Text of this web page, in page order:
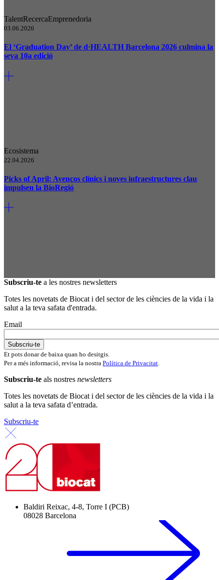
TalentRecercaEmprenedoria
03.06.2026
El ‘Graduation Day’ de d·HEALTH Barcelona 2026 culmina la
seva 10a edició
Ecosistema
22.04.2026
Picks of April: Avenços clínics i noves infraestructures clau
impulsen la BioRegió
Subscriu-te a les nostres newsletters
Totes les novetats de Biocat i del sector de les ciències de la vida i la
salut a la teva safata d'entrada.
Email
Et pots donar de baixa quan ho desitgis.
Per a més informació, revisa la nostra Política de Privacitat.
Subscriu-te als nostres newsletters
Totes les novetats de Biocat i del sector de les ciències de la vida i la
salut a la teva safata d’entrada.
Subscriu-te
Baldiri Reixac, 4-8, Torre I (PCB)
08028 Barcelona